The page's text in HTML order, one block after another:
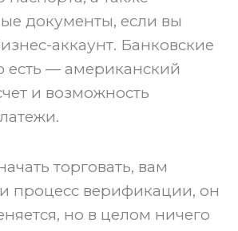
документы, если вы
аккаунт. Банковские
есть — американский
и возможность
торговать, вам
процесс верификации, он
но в целом ничего